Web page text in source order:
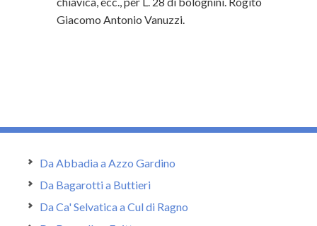
Giacomo Antonio Vanuzzi.
Da Abbadia a Azzo Gardino
Da Bagarotti a Buttieri
Da Ca' Selvatica a Cul di Ragno